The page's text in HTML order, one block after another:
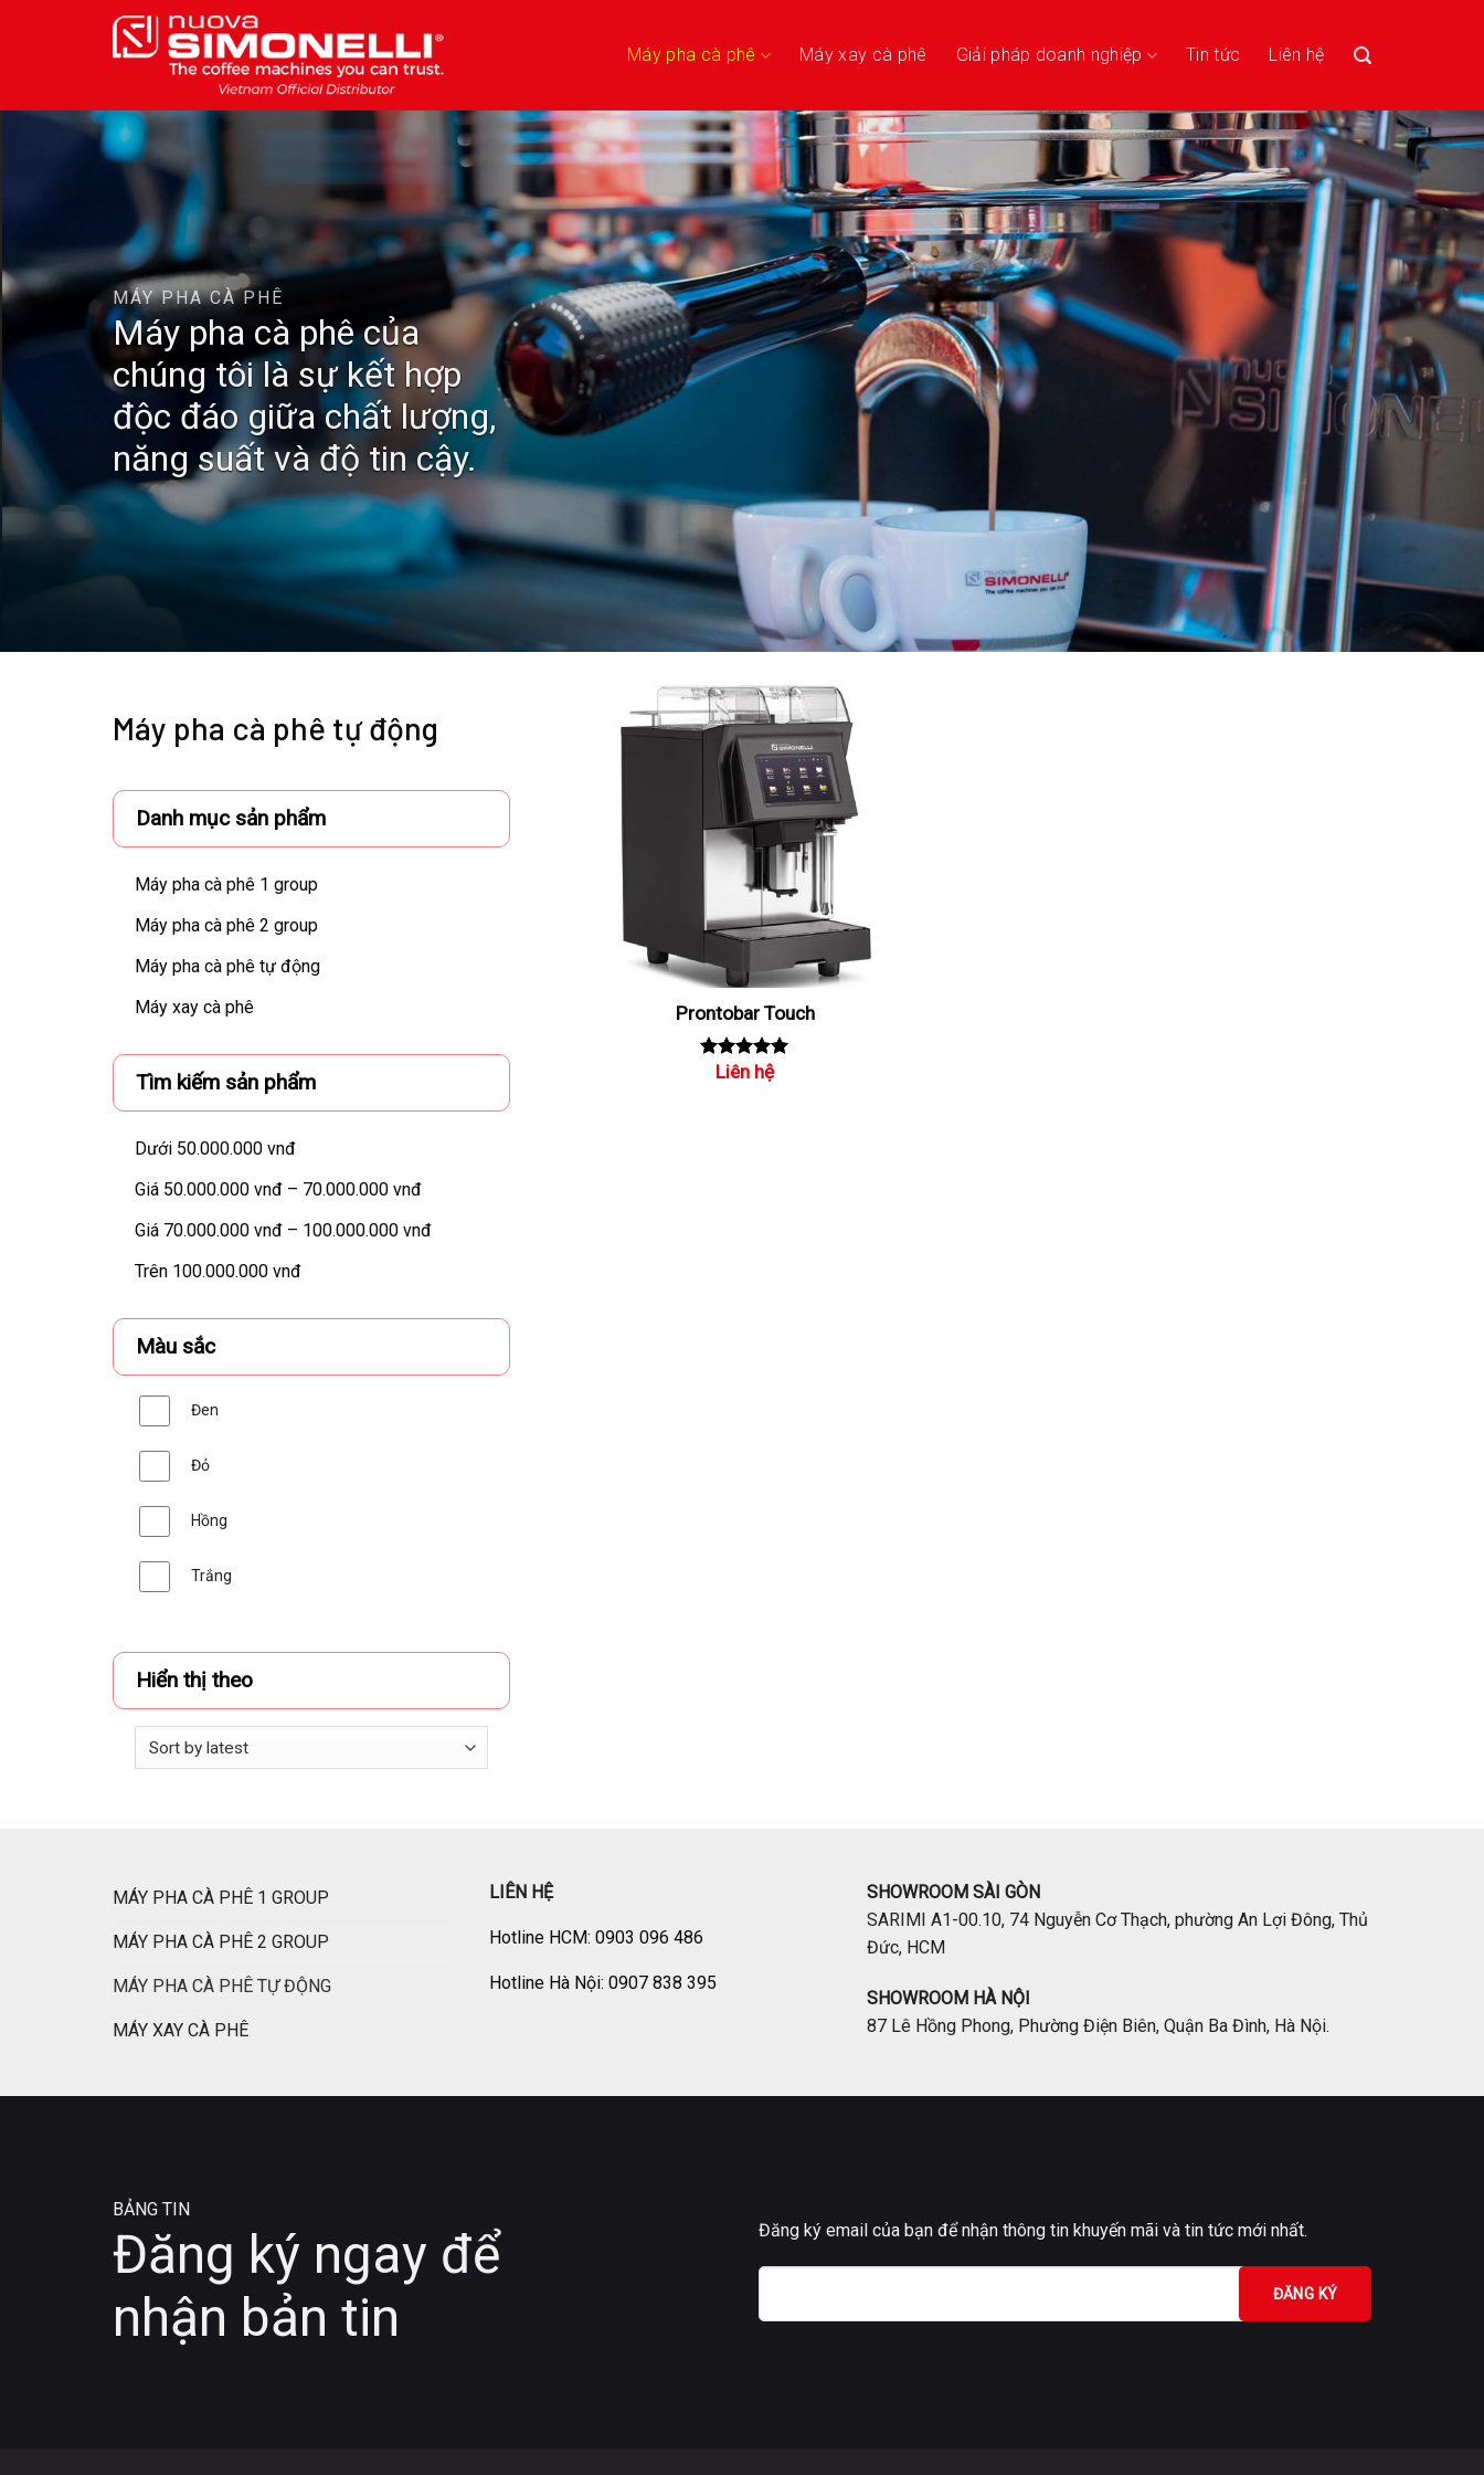
Máy pha cà phê Máy xay cà phê Giải pháp doanh nghiệp Tin tức Liên hệ
MÁY PHA CÀ PHÊ
Máy pha cà phê của
chúng tôi là sự kết hợp
độc đáo giữa chất lượng,
năng suất và độ tin cậy.
Máy pha cà phê tự động
Danh mục sản phẩm
Máy pha cà phê 1 group
Máy pha cà phê 2 group
Máy pha cà phê tự động
Máy xay cà phê
Tìm kiếm sản phẩm
Dưới 50.000.000 vnđ
Giá 50.000.000 vnđ – 70.000.000 vnđ
Giá 70.000.000 vnđ – 100.000.000 vnđ
Trên 100.000.000 vnđ
Màu sắc
Đen
Đỏ
Hồng
Trắng
Hiển thị theo
Prontobar Touch
Rated 5.00
Liên hệ
MÁY PHA CÀ PHÊ 1 GROUP
MÁY PHA CÀ PHÊ 2 GROUP
MÁY PHA CÀ PHÊ TỰ ĐỘNG
MÁY XAY CÀ PHÊ
LIÊN HỆ
Hotline HCM: 0903 096 486
Hotline Hà Nội: 0907 838 395
SHOWROOM SÀI GÒN
SARIMI A1-00.10, 74 Nguyễn Cơ Thạch, phường An Lợi Đông, Thủ
Đức, HCM
SHOWROOM HÀ NỘI
87 Lê Hồng Phong, Phường Điện Biên, Quận Ba Đình, Hà Nội.
BẢNG TIN
Đăng ký ngay để
nhận bản tin
Đăng ký email của bạn để nhận thông tin khuyến mãi và tin tức mới nhất.